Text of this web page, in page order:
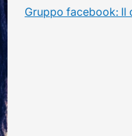
Gruppo facebook: Il